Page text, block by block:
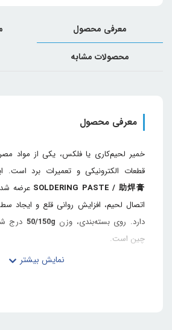
معرفی محصول
محصولات مشابه
معرفی محصول
خمیر لحیم‌کاری یا فلکس، یکی از مواد
قطعات الکترونیکی و تعمیرات برد
SOLDERING PASTE / 助焊膏 عرضه
اتصال لحیم، افزایش روانی قلع و ایجاد
دارد. روی بسته‌بندی، وزن 50/150g درج
چین است.
توضیحات کامل